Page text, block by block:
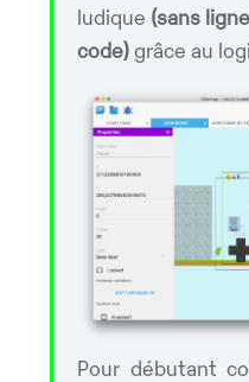
ludique (sans
code)grâce au
Pour débutant